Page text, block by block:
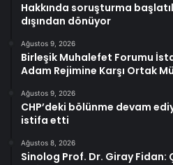
Hakkında soruşturma
dışından dönüyor
Ağustos 9, 2026
Birleşik Muhalefet Forumu
Adam Rejimine Karşı Ortak
Ağustos 9, 2026
CHP’deki bölünme devam
istifa etti
Ağustos 8, 2026
Sinolog Prof. Dr. Giray Fidan: